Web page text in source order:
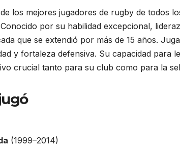
los mejores jugadores de rugby de todos
por su habilidad excepcional,
que se extendió por más de 15 años.
y fortaleza defensiva. Su capacidad para
crucial tanto para su club como para la
(1999–2014)